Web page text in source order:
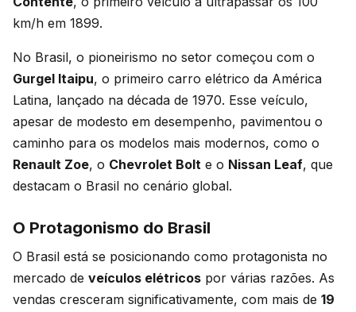
km/h em 1899.
No Brasil, o pioneirismo no setor começou com o
Gurgel Itaipu, o primeiro carro elétrico da América
Latina, lançado na década de 1970. Esse veículo,
apesar de modesto em desempenho, pavimentou o
caminho para os modelos mais modernos, como o
Renault Zoe, o Chevrolet Bolt e o Nissan Leaf, que
destacam o Brasil no cenário global.
O Protagonismo do Brasil
O Brasil está se posicionando como protagonista no
mercado de veículos elétricos por várias razões. As
vendas cresceram significativamente, com mais de 19